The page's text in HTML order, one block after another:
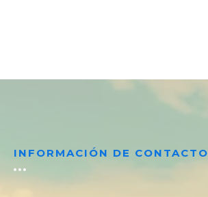
INFORMACIÓN DE CONTACTO